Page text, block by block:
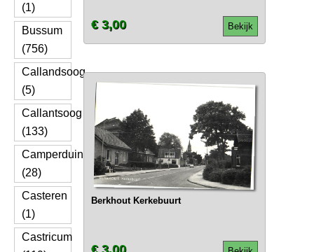
(1)
Bussum
(756)
Callandsoog
(5)
Callantsoog
(133)
Camperduin
(28)
Casteren
(1)
Castricum
Bekijk
€ 3,00
Berkhout Kerkebuurt
€ 3,00